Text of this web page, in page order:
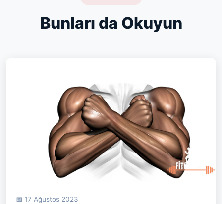
Bunları da Okuyun
📅 17 Ağustos 2023